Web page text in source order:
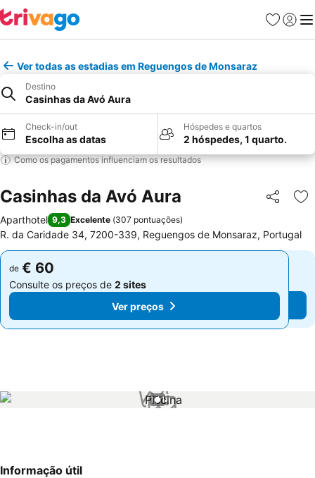
Favoritos
Iniciar
Ver todas as estadias em Reguengos de Monsaraz
Destino
Casinhas da Avó Aura
Check-in/out
Escolha as datas
Hóspedes e quartos
2 hóspedes, 1 quarto.
Como os pagamentos influenciam os resultados
Casinhas da Avó Aura Partilhar
Aparthotel 9,3 Excelente (307 pontuações)
R. da Caridade 34, 7200-339, Reguengos de Monsaraz, Portugal
de € 60
Consulte os preços de 2 sites
Ver preços
de € 60
Consulte os preços de 2 sites
Ver preços
1 / 1
Informação útil